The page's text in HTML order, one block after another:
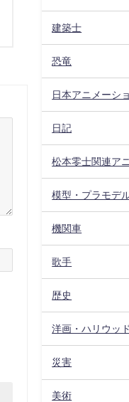
建築士
恐竜
日本アニメーシ
日記
松本零士関連ア
模型・プラモデ
機関車
歌手
歴史
洋画・ハリウッド
災害
美術